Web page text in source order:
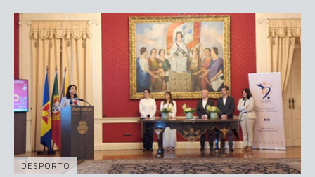
DESPORTO